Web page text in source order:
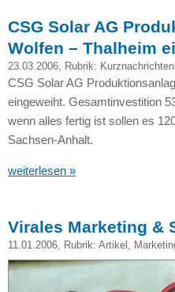
CSG Solar AG
Wolfen – Thalheim
23.03.2006, Rubrik: Kurznachrichten
CSG Solar AG
eingeweiht. Gesamtinvestition
wenn alles fertig ist sollen es
Sachsen-Anhalt.
weiterlesen »
Virales Marketing &
11.01.2006, Rubrik: Artikel ,